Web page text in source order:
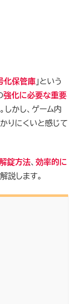
化保管庫 」という
強化に必要な重要
かし、ゲーム内
りにくいと感じて
錠方法、 効率的に
説します。